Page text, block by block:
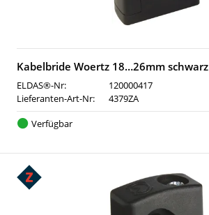
Kabelbride Woertz 18…26mm schwarz
ELDAS®-Nr:
120000417
Lieferanten-Art-Nr:
4379ZA
Verfügbar